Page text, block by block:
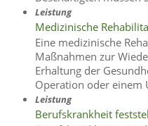
Leistung
Medizinische
Eine medizinische
Maßnahmen zur
Erhaltung der
Operation oder einem
Leistung
Berufskrankheit